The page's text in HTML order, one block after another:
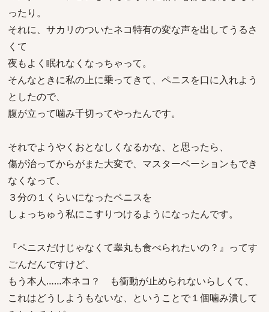
ったり。
それに、サカリのついたネコ特有の変な声を出してうるさ
くて
夜もよく眠れなくなっちゃって。
そんなときに私の上に乗ってきて、ペニスを口に入れよう
としたので、
腹が立って噛み千切ってやったんです。
それでようやくおとなしくなるかな、と思ったら、
傷が治ってからがまた大変で、マスターベーションもでき
なくなって、
３分の１くらいになったペニスを
しょっちゅう私にこすりつけるようになったんです。
『ペニスだけじゃなくて睾丸も食べられたいの？』ってす
ごんだんですけど、
もう本人……本ネコ？ も衝動が止められないらしくて、
これはどうしようもないな、ということで１個噛み潰して